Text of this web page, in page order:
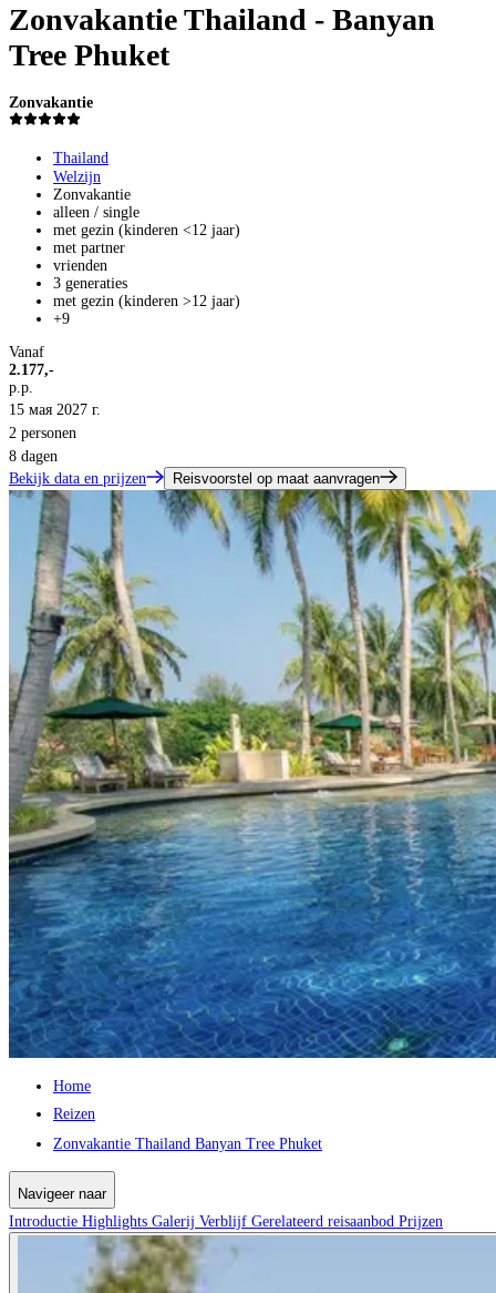
Zonvakantie Thailand - Banyan
Tree Phuket
Zonvakantie
Thailand
Welzijn
Zonvakantie
alleen / single
met gezin (kinderen <12 jaar)
met partner
vrienden
3 generaties
met gezin (kinderen >12 jaar)
+9
Vanaf
2.177,-
p.p.
15 мая 2027 г.
2 personen
8 dagen
Bekijk data en prijzen
Reisvoorstel op maat aanvragen
Home
Reizen
Zonvakantie Thailand Banyan Tree Phuket
Navigeer naar
Introductie Highlights Galerij Verblijf Gerelateerd reisaanbod Prijzen